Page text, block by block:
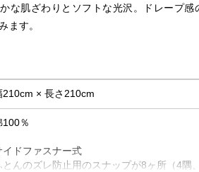
な肌ざわりとソフトな光沢。ドレープ感
ます。
210cm × 長さ210cm
100％
イドファスナー式
とんのズレ防止用のスナップが8ヶ所（4隅